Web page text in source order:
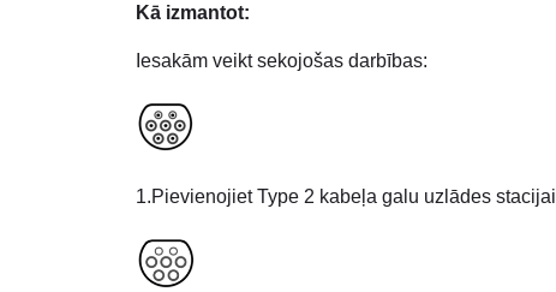
Kā izmantot:
Iesakām veikt sekojošas darbības:
1.Pievienojiet Type 2 kabeļa galu uzlādes stacijai